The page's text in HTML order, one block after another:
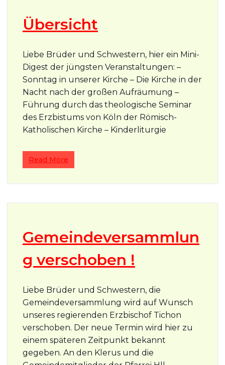
Übersicht
Liebe Brüder und Schwestern, hier ein Mini-
Digest der jüngsten Veranstaltungen: –
Sonntag in unserer Kirche – Die Kirche in der
Nacht nach der großen Aufräumung –
Führung durch das theologische Seminar
des Erzbistums von Köln der Römisch-
Katholischen Kirche – Kinderliturgie
Read More
Gemeindeversammlun
g verschoben !
Liebe Brüder und Schwestern, die
Gemeindeversammlung wird auf Wunsch
unseres regierenden Erzbischof Tichon
verschoben. Der neue Termin wird hier zu
einem späteren Zeitpunkt bekannt
gegeben. An den Klerus und die